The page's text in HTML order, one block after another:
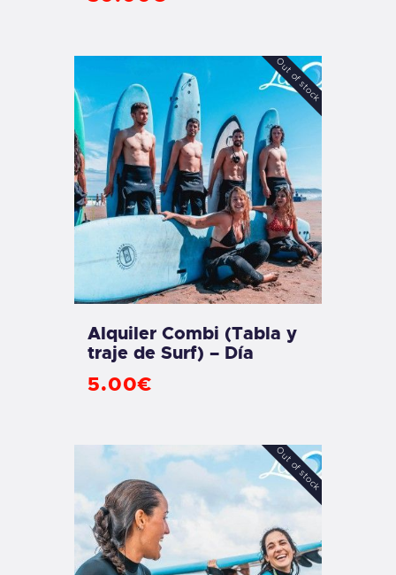
Out of stock
Alquiler Combi (Tabla y
traje de Surf) – Día
5.00€
Out of stock